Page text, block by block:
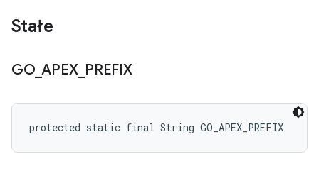
Stałe
GO_APEX_ PREFIX
protected static final String GO_APEX_PREFIX